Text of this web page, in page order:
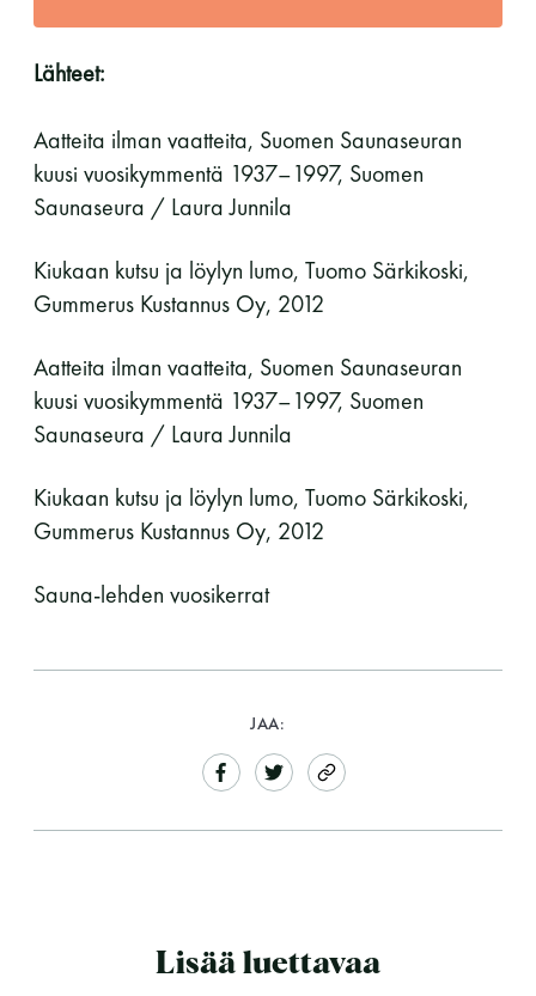
Lähteet:
Aatteita ilman vaatteita, Suomen Saunaseuran
kuusi vuosikymmentä 1937–1997, Suomen
Saunaseura / Laura Junnila
Kiukaan kutsu ja löylyn lumo, Tuomo Särkikoski,
Gummerus Kustannus Oy, 2012
Aatteita ilman vaatteita, Suomen Saunaseuran
kuusi vuosikymmentä 1937–1997, Suomen
Saunaseura / Laura Junnila
Kiukaan kutsu ja löylyn lumo, Tuomo Särkikoski,
Gummerus Kustannus Oy, 2012
Sauna-lehden vuosikerrat
JAA:
Lisää luettavaa